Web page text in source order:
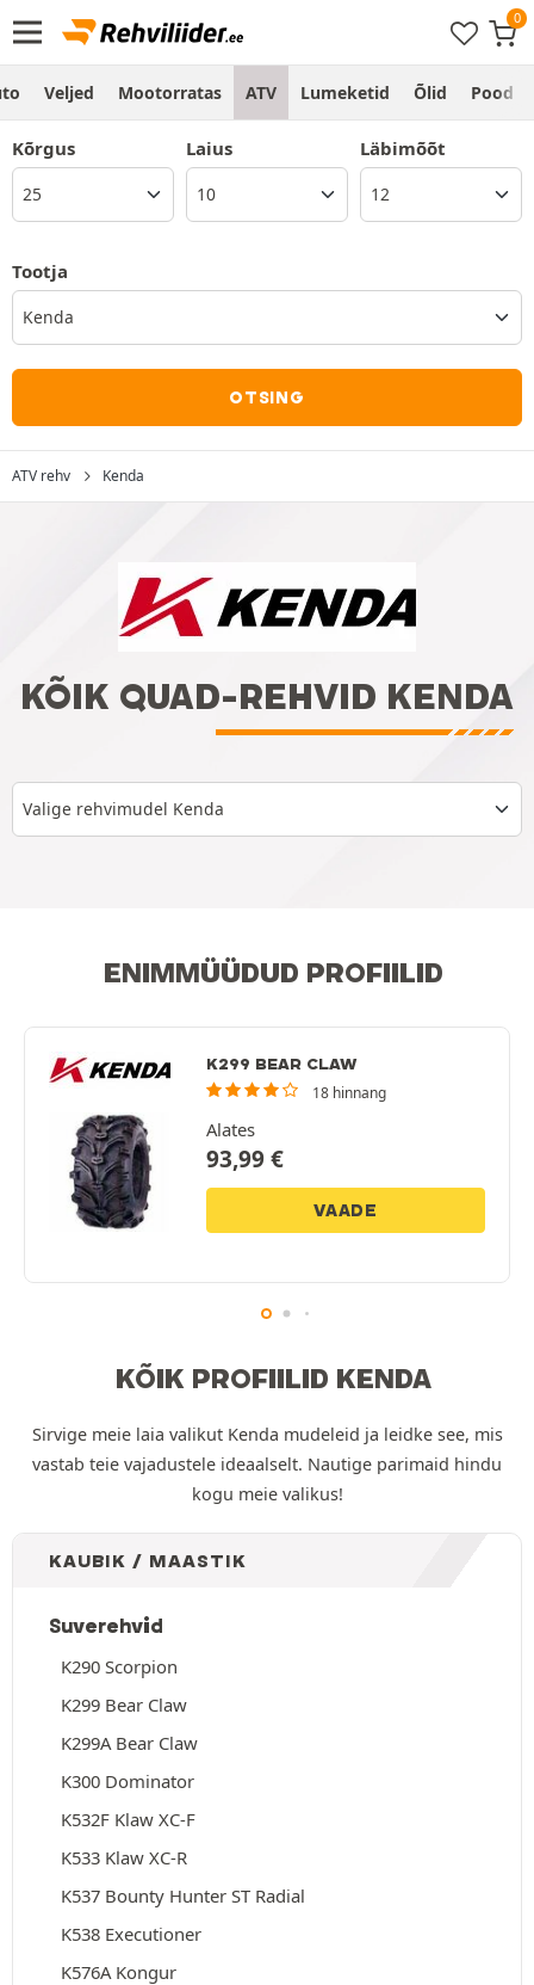
Veljed Mootorratas ATV Lumeketid Õlid Pood
Kõrgus Laius Läbimõõt
Tootja
Kenda
OTSING
ATV rehv Kenda
KÕIK QUAD-REHVID KENDA
Valige rehvimudel Kenda
ENIMMÜÜDUD PROFIILID
K299 BEAR CLAW
18 hinnang
Alates
93,99€
VAADE
KÕIK PROFIILID KENDA
Sirvige meie laia valikut Kenda mudeleid ja leidke see, mis
vastab teie vajadustele ideaalselt. Nautige parimaid hindu
kogu meie valikus!
KAUBIK / MAASTIK
Suverehvid
K290 Scorpion
K299 Bear Claw
K299A Bear Claw
K300 Dominator
K532F Klaw XC-F
K533 Klaw XC-R
K537 Bounty Hunter ST Radial
K538 Executioner
K576A Kongur